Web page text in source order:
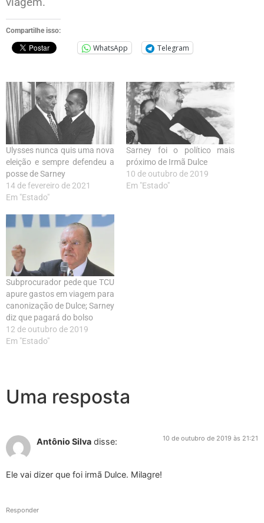
Compartilhe isso:
WhatsApp Telegram
Ulysses nunca quis uma nova
eleição e sempre defendeu a
posse de Sarney
14 de fevereiro de 2021
Em "Estado"
Sarney foi o político mais
próximo de Irmã Dulce
10 de outubro de 2019
Em "Estado"
Subprocurador pede que TCU
apure gastos em viagem para
canonização de Dulce; Sarney
diz que pagará do bolso
12 de outubro de 2019
Em "Estado"
Uma resposta
Antônio Silva disse: 10 de outubro de 2019 às 21:21
Ele vai dizer que foi irmã Dulce. Milagre!
Responder